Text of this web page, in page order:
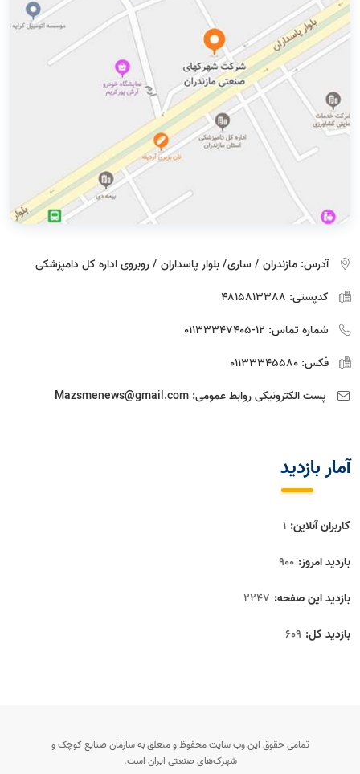
آدرس: مازندران / ساری/ بلوار پاسداران / روبروی اداره كل دامپزشكی
کدپستی: 4815813388
شماره تماس: 12-01133347405
فکس: 01133345580
پست الکترونیکی روابط عمومی: Mazsmenews@gmail.com
آمار بازديد
کاربران آنلاین: 1
بازدید امروز: 900
بازدید این صفحه: 2247
بازدید‌ کل: 609
تمامی حقوق این وب سایت محفوظ و متعلق به سازمان صنایع کوچک و
شهرک‌های صنعتی ایران است.